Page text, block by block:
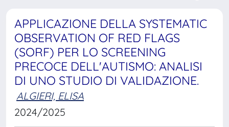
APPLICAZIONE DELLA SYSTEMATIC
OBSERVATION OF RED FLAGS
(SORF) PER LO SCREENING
PRECOCE DELL'AUTISMO: ANALISI
DI UNO STUDIO DI VALIDAZIONE.
ALGIERI, ELISA
2024/2025